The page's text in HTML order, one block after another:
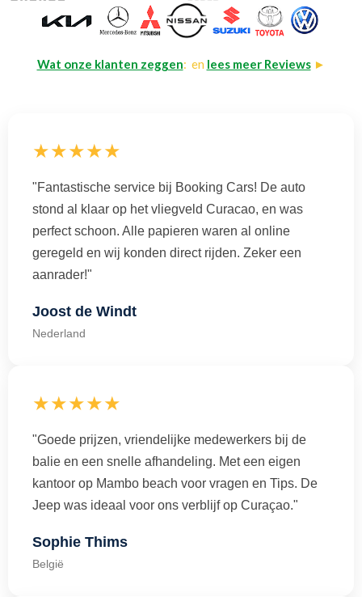
Wat onze klanten zeggen: en lees meer Reviews►
★★★★★
"Fantastische service bij Booking Cars! De auto
stond al klaar op het vliegveld Curacao, en was
perfect schoon. Alle papieren waren al online
geregeld en wij konden direct rijden. Zeker een
aanrader!"
Joost de Windt
Nederland
★★★★★
"Goede prijzen, vriendelijke medewerkers bij de
balie en een snelle afhandeling. Met een eigen
kantoor op Mambo beach voor vragen en Tips. De
Jeep was ideaal voor ons verblijf op Curaçao."
Sophie Thims
België